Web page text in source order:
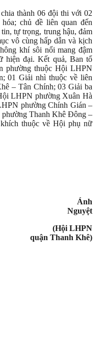
thành 06 đội thi với 02
chủ đề liên quan đến
tự trọng, trung hậu, đảm
vô cùng hấp dẫn và kịch
khí sôi nổi mang đậm
hiện đại. Kết quả, Ban tổ
phường thuộc Hội LHPN
01 Giải nhì thuộc về liên
– Tân Chính; 03 Giải ba
LHPN phường Xuân Hà
phường Chính Gián –
Thanh Khê Đông –
thuộc về Hội phụ nữ
Ánh
Nguyệt
quận Thanh Khê)